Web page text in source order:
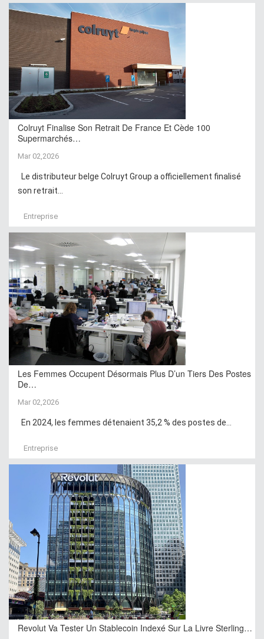
Colruyt Finalise Son Retrait De France Et Cède 100
Supermarchés…
Mar 02,2026
Le distributeur belge Colruyt Group a officiellement finalisé
son retrait...
Entreprise
Les Femmes Occupent Désormais Plus D’un Tiers Des Postes
De…
Mar 02,2026
En 2024, les femmes détenaient 35,2 % des postes de...
Entreprise
Revolut Va Tester Un Stablecoin Indexé Sur La Livre Sterling…